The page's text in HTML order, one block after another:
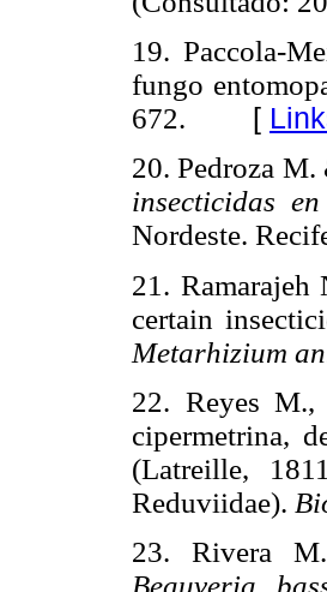
19. Paccola-
fungo
672. [
20. Pedroza
insecticidas en
Nordeste.
21.
certain
Metarhizium
22. Reyes
cipermetrina,
(Latreille,
Reduviidae).
23. Rivera
Beauveria